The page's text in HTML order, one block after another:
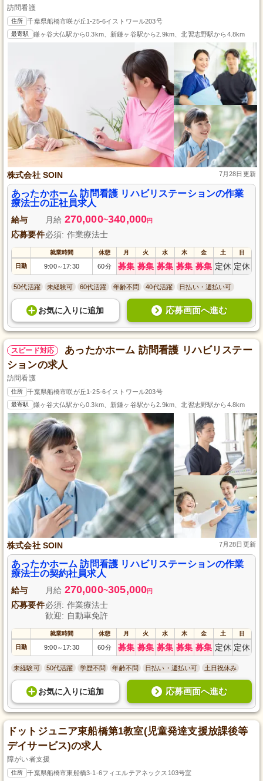
訪問看護
住所 千葉県船橋市咲が丘1-25-6イストワール203号
最寄駅 鎌ヶ谷大仏駅から0.3km、新鎌ヶ谷駅から2.9km、北習志野駅から4.8km
株式会社 SOIN 7月28日更新
あったかホーム 訪問看護 リハビリステーションの作業
療法士の正社員求人
給与 月給 270,000~340,000円
応募要件必須: 作業療法士
就業時間 休憩 月 火 水 木 金 土 日
日勤 9:00～ 17:30 60分 募集 募集 募集 募集 募集 定休 定休
50代活躍 未経験可 60代活躍 年齢不問 40代活躍 日払い・週払い可
お気に入り に追加 応募画面へ進む
スピード対応
あったかホーム 訪問看護 リハビリステー
ションの求人
訪問看護
住所 千葉県船橋市咲が丘1-25-6イストワール203号
最寄駅 鎌ヶ谷大仏駅から0.3km、新鎌ヶ谷駅から2.9km、北習志野駅から4.8km
株式会社 SOIN 7月28日更新
あったかホーム 訪問看護 リハビリステーションの作業
療法士の契約社員求人
給与 月給 270,000~305,000円
応募要件必須: 作業療法士
歓迎: 自動車免許
就業時間 休憩 月 火 水 木 金 土 日
日勤 9:00～ 17:30 60分 募集 募集 募集 募集 募集 定休 定休
未経験可 50代活躍 学歴不問 年齢不問 日払い・週払い可 土日祝休み
お気に入り に追加 応募画面へ進む
ドットジュニア東船橋第1教室(児童発達支援放課後等
デイサービス)の求人
障がい者支援
住所 千葉県船橋市東船橋3-1-6フィエルテアネックス103号室